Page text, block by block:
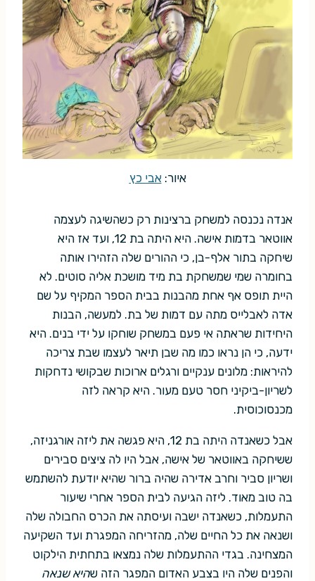
איור:אבי כץ
אנדה נכנסה למשחק ברצינות רק כשהשיגה לעצמה
אווטאר בדמות אישה. היא היתה בת 12, ועד אז היא
שיחקה בתור אלף-בן, כי ההורים שלה הזהירו אותה
בחומרה שמי שמשחקת בת מיד מושכת אליה סוטים. לא
היית תופס אף אחת מהבנות בבית הספר המקיף על שם
אדה לאבלייס מתה עם דמות של בת. למעשה, הבנות
היחידות שראתה אי פעם במשחק שוחקו על ידי בנים. היא
ידעה, כי הן נראו כמו מה שבן תיאר לעצמו שבת צריכה
להיראות: מלונים ענקיים ורגלים ארוכות שבקושי נדחקות
לשריון-ביקיני חסר טעם מעור. היא קראה לזה
מכנסוכוסית.
אבל כשאנדה היתה בת 12, היא פגשה את ליזה אורגניזה,
ששיחקה באווטאר של אישה, אבל היו לה ציצים סבירים
ושריון סביר וחרב אדירה שהיה ברור שהיא יודעת להשתמש
בה טוב מאוד. ליזה הגיעה לבית הספר אחרי שיעור
התעמלות, כשאנדה ישבה ועיסתה את הכרס החבולה שלה
ושנאה את כל החיים שלה, מהזריחה המפגרת ועד השקיעה
המצחינה. בגדי ההתעמלות שלה נמצאו בתחתית הילקוט
והפנים שלה היו בצבע האדום המפגר הזה שהיא שנאה